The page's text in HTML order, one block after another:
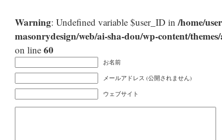
Warning: Undefined variable $user_ID in/home/
masonrydesign/web/ai-sha-dou/wp-content/
on line 60
お名前
メールアドレス (公開されません)
ウェブサイト